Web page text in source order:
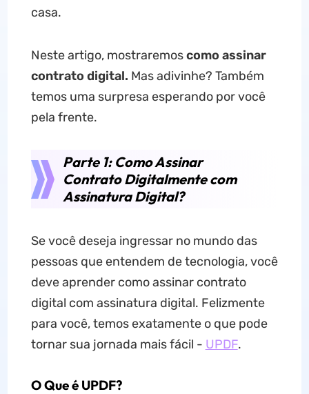
casa.
Neste artigo, mostraremoscomo assinar
contrato digital. Mas adivinhe? Também
temos uma surpresa esperando por você
pela frente.
Parte 1: Como Assinar
Contrato Digitalmente com
Assinatura Digital?
Se você deseja ingressar no mundo das
pessoas que entendem de tecnologia, você
deve aprender como assinar contrato
digital com assinatura digital. Felizmente
para você, temos exatamente o que pode
tornar sua jornada mais fácil - UPDF.
O Que é UPDF?